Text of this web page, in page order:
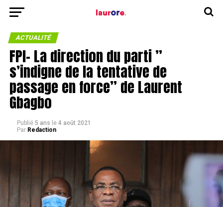
ACTUALITÉ
FPI- La direction du parti ”
s’indigne de la tentative de
passage en force” de Laurent
Gbagbo
Publié 5 ans le 4 août 2021
Par Redaction